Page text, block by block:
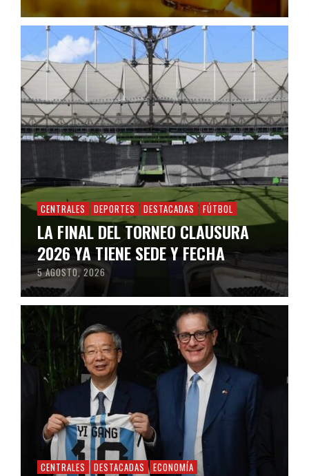
CENTRALES DEPORTES DESTACADAS FÚTBOL
LA FINAL DEL TORNEO CLAUSURA
2026 YA TIENE SEDE Y FECHA
5 AGOSTO, 2026
CENTRALES DESTACADAS ECONOMÍA